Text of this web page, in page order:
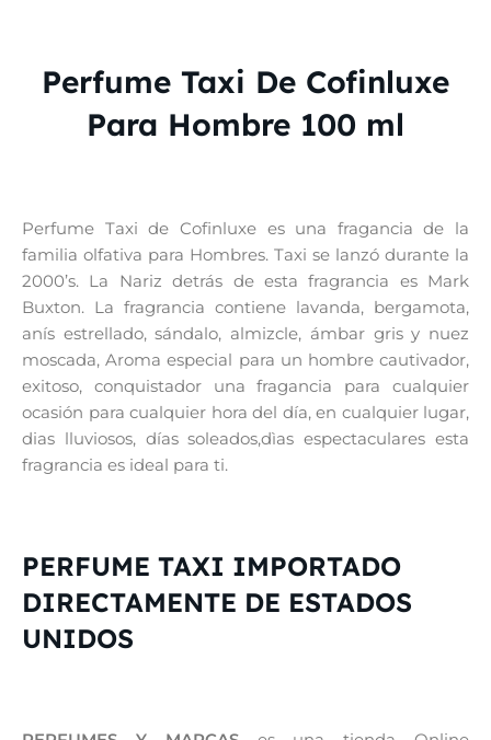
Perfume Taxi De Cofinluxe
Para Hombre 100 ml
Perfume Taxi de Cofinluxe es una fragancia de la
familia olfativa para Hombres. Taxi se lanzó durante la
2000’s. La Nariz detrás de esta fragrancia es Mark
Buxton. La fragrancia contiene lavanda, bergamota,
anís estrellado, sándalo, almizcle, ámbar gris y nuez
moscada, Aroma especial para un hombre cautivador,
exitoso, conquistador una fragancia para cualquier
ocasión para cualquier hora del día, en cualquier lugar,
dias lluviosos, días soleados,dìas espectaculares esta
fragrancia es ideal para ti.
PERFUME TAXI IMPORTADO
DIRECTAMENTE DE ESTADOS
UNIDOS